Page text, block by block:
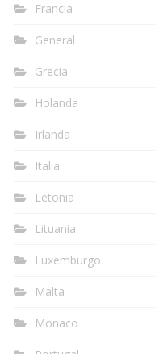
Francia
General
Grecia
Holanda
Irlanda
Italia
Letonia
Lituania
Luxemburgo
Malta
Monaco